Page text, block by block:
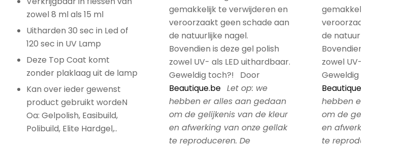
zowel 8 ml als 15 ml
Uitharden 30 sec in Led of
120 sec in UV Lamp
Deze Top Coat komt
zonder plaklaag uit de lamp
Kan over ieder gewenst
product gebruikt wordeN
Oa: Gelpolish, Easibuild,
Polibuild, Elite Hardgel,..
gemakkelijk te verwijderen en
veroorzaakt geen schade aan
de natuurlijke nagel.
Bovendien is deze gel polish
zowel UV- als LED uithardbaar.
Geweldig toch?! Door
Beautique.be Let op: we
hebben er alles aan gedaan
om de gelijkenis van de kleur
en afwerking van onze gellak
te reproduceren. De
gemakkelijk te
veroorzaakt geen
de natuurlijke nagel.
Bovendien is deze
zowel UV- als LED
Geweldig toch?!
Beautique.be
hebben er alles
om de gelijkenis
en afwerking van
te reproduceren. De